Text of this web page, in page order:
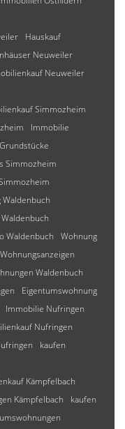
Hauskauf
Neuweiler
Neuweiler
Simmozheim
Immobilie
Grundstücke
Simmozheim
Waldenbuch
Waldenbuch
Wohnung
Wohnungsanzeigen
Waldenbuch
Eigentumswohnung
Immobilie Nufringen
Nufringen
kaufen
Kämpfelbach
Kämpfelbach
kaufen